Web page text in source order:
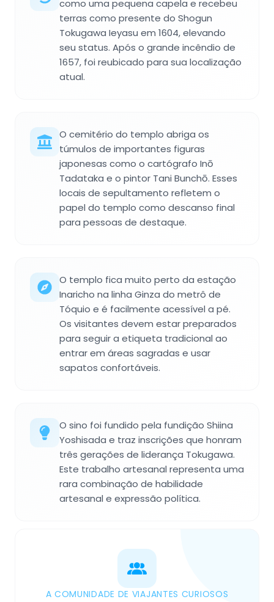
como uma pequena capela e recebeu
terras como presente do Shogun
Tokugawa Ieyasu em 1604, elevando
seu status. Após o grande incêndio de
1657, foi reubicado para sua localização
atual.
O cemitério do templo abriga os
túmulos de importantes figuras
japonesas como o cartógrafo Inō
Tadataka e o pintor Tani Bunchō. Esses
locais de sepultamento refletem o
papel do templo como descanso final
para pessoas de destaque.
O templo fica muito perto da estação
Inaricho na linha Ginza do metrô de
Tóquio e é facilmente acessível a pé.
Os visitantes devem estar preparados
para seguir a etiqueta tradicional ao
entrar em áreas sagradas e usar
sapatos confortáveis.
O sino foi fundido pela fundição Shiina
Yoshisada e traz inscrições que honram
três gerações de liderança Tokugawa.
Este trabalho artesanal representa uma
rara combinação de habilidade
artesanal e expressão política.
A COMUNIDADE DE VIAJANTES CURIOSOS